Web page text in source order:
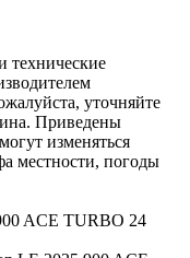
технические
уточняйте
Приведены
изменяться
местности, погоды
ACE TURBO 24